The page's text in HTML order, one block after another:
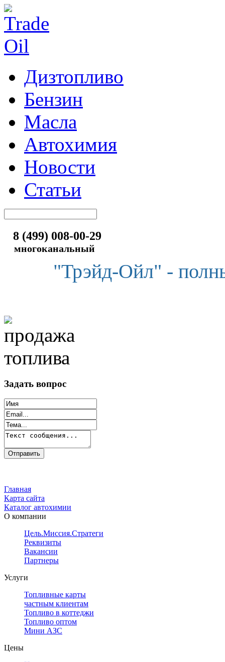
Дизтопливо
Бензин
Масла
Автохимия
Новости
Статьи
8 (499) 008-00-29
многоканальный
"Трэйд-Ойл" -
Задать вопрос
Главная
Карта сайта
Каталог автохимии
О компании
Цель.Миссия.Стратегия.
Реквизиты
Вакансии
Партнеры
Услуги
Топливные карты
частным клиентам
Топливо в коттеджи
Топливо оптом
Мини АЗС
Цены